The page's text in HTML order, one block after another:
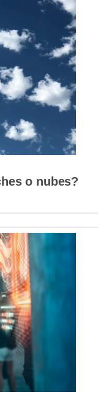
o nubes?